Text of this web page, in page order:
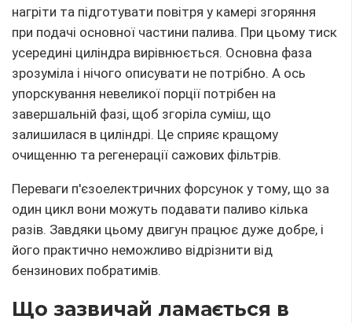
нагріти та підготувати повітря у камері згоряння
при подачі основної частини палива. При цьому тиск
усередині циліндра вирівнюється. Основна фаза
зрозуміла і нічого описувати не потрібно. А ось
упорскування невеликої порції потрібен на
завершальній фазі, щоб згоріла суміш, що
залишилася в циліндрі. Це сприяє кращому
очищенню та регенерації сажових фільтрів.
Переваги п'єзоелектричних форсунок у тому, що за
один цикл вони можуть подавати паливо кілька
разів. Завдяки цьому двигун працює дуже добре, і
його практично неможливо відрізнити від
бензинових побратимів.
Що зазвичай ламається в